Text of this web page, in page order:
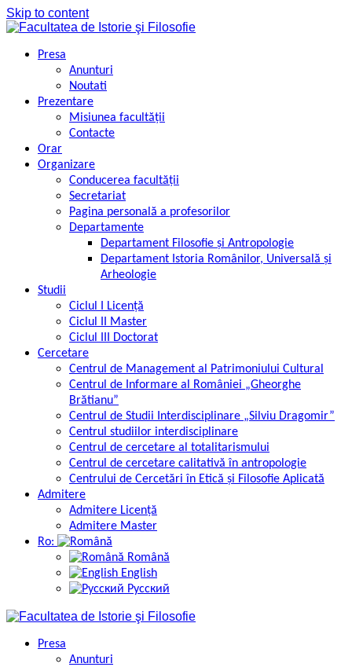
Skip to content
Presa
Anunturi
Noutati
Prezentare
Misiunea facultății
Contacte
Orar
Organizare
Conducerea facultății
Secretariat
Pagina personală a profesorilor
Departamente
Departament Filosofie şi Antropologie
Departament Istoria Românilor, Universală şi
Arheologie
Studii
Ciclul I Licență
Ciclul II Master
Ciclul III Doctorat
Cercetare
Centrul de Management al Patrimoniului Cultural
Centrul de Informare al României „Gheorghe
Brătianu”
Centrul de Studii Interdisciplinare „Silviu Dragomir”
Centrul studiilor interdisciplinare
Centrul de cercetare al totalitarismului
Centrul de cercetare calitativă în antropologie
Centrului de Cercetări în Etică și Filosofie Aplicată
Admitere
Admitere Licență
Admitere Master
Ro:
Română
English
Русский
Presa
Anunturi